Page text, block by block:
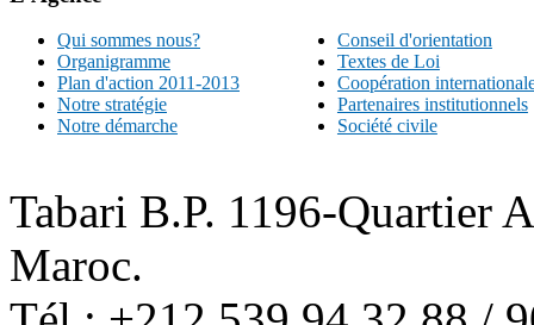
Qui sommes nous?
Organigramme
Plan d'action 2011-2013
Notre stratégie
Notre démarche
Conseil d'orientation
Textes de Loi
Coopération
Partenaires institutionnels
Société civile
Tabari B.P. 1196-Quartier
Maroc.